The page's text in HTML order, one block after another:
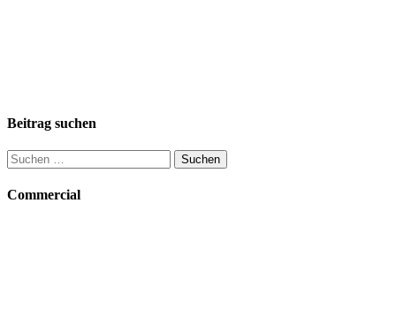
Beitrag suchen
Suchen
nach:
Commercial